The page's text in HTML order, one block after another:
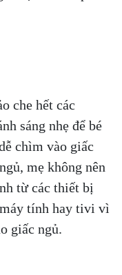
che hết các
sáng nhẹ để bé
chìm vào giấc
mẹ không nên
từ các thiết bị
tính hay tivi vì
giấc ngủ.